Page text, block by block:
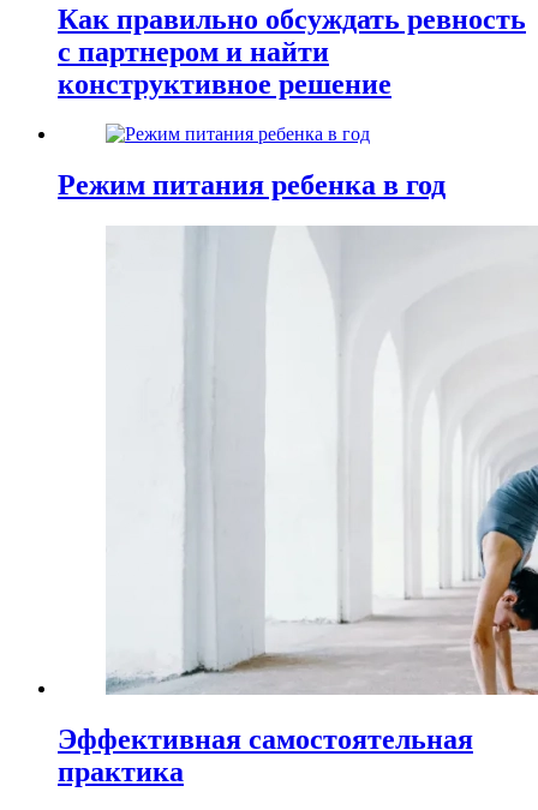
Как правильно обсуждать ревность
с партнером и найти
конструктивное решение
Режим питания ребенка в год
Эффективная самостоятельная
практика